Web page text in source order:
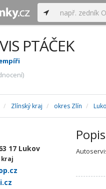
PTÁČEK
Zlínský kraj okres Zlín
17 Lukov
kraj